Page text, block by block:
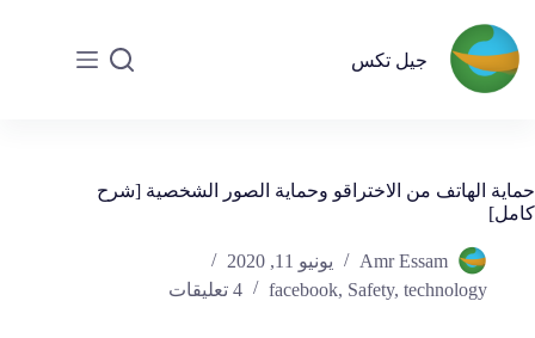
جيل تكس
حماية الهاتف من الاختراقو وحماية الصور الشخصية [شرح
كامل]
Amr Essam
يونيو 11, 2020
facebook, Safety, technology 4 تعليقات